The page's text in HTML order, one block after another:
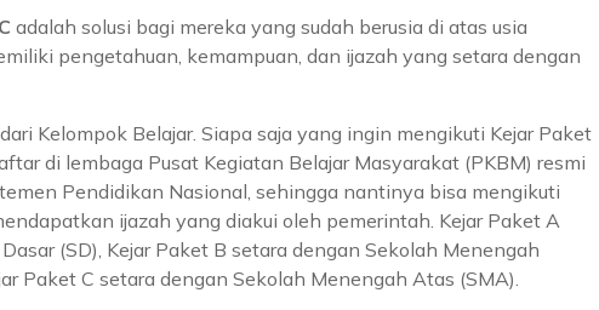
adalah solusi bagi mereka yang sudah berusia di atas usia
pengetahuan, kemampuan, dan ijazah yang setara dengan
Kelompok Belajar. Siapa saja yang ingin mengikuti Kejar Paket
di lembaga Pusat Kegiatan Belajar Masyarakat (PKBM) resmi
Pendidikan Nasional, sehingga nantinya bisa mengikuti
ijazah yang diakui oleh pemerintah. Kejar Paket A
(SD), Kejar Paket B setara dengan Sekolah Menengah
Paket C setara dengan Sekolah Menengah Atas (SMA).